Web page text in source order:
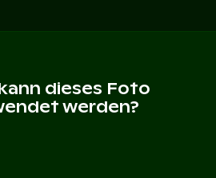
dieses Foto
werden?